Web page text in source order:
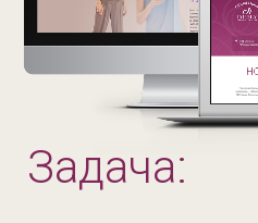
Задача: